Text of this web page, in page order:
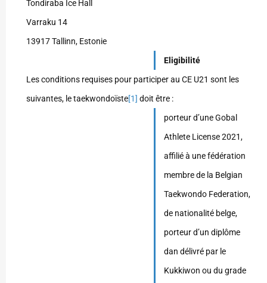
Tondiraba Ice Hall
Varraku 14
13917 Tallinn, Estonie
Eligibilité
Les conditions requises pour participer au CE U21 sont les
suivantes, le taekwondoïste[1] doit être :
porteur d’une Gobal
Athlete License 2021,
affilié à une fédération
membre de la Belgian
Taekwondo Federation,
de nationalité belge,
porteur d’un diplôme
dan délivré par le
Kukkiwon ou du grade